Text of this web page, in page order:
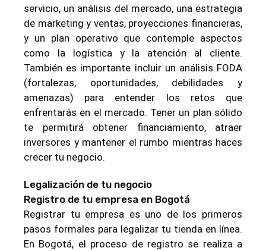
servicio, un análisis del mercado, una estrategia
de marketing y ventas, proyecciones financieras,
y un plan operativo que contemple aspectos
como la logística y la atención al cliente.
También es importante incluir un análisis FODA
(fortalezas, oportunidades, debilidades y
amenazas) para entender los retos que
enfrentarás en el mercado. Tener un plan sólido
te permitirá obtener financiamiento, atraer
inversores y mantener el rumbo mientras haces
crecer tu negocio.
Legalización de tu negocio
Registro de tu empresa en Bogotá
Registrar tu empresa es uno de los primeros
pasos formales para legalizar tu tienda en línea.
En Bogotá, el proceso de registro se realiza a